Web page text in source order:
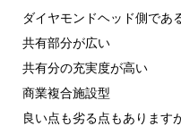
ダイヤモンドヘッド側であ
共有部分が広い
共有分の充実度が高い
商業複合施設型
良い点も劣る点もあります